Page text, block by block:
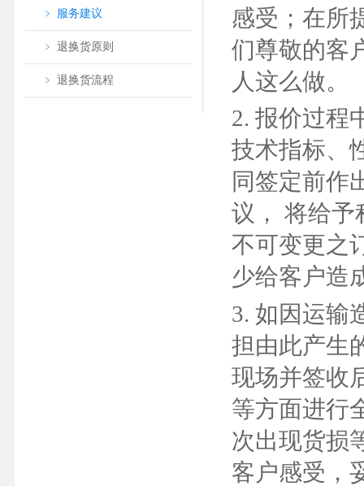
﹥ 服务建议
﹥ 退换货原则
﹥ 退换货流程
感受；在所
们尊敬的客
人这么做。
2. 报价过程
技术指标、
同签定前作
议， 将给予
不可变更之
少给客户造
3. 如因运输
担由此产生
现场并签收
等方面进行
次出现货损
客户感受，